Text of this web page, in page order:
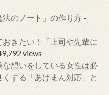
のノート」の作り方-
きたい！「上司や先輩に
views
な想いをしている女性は必
する「あげまん対応」と